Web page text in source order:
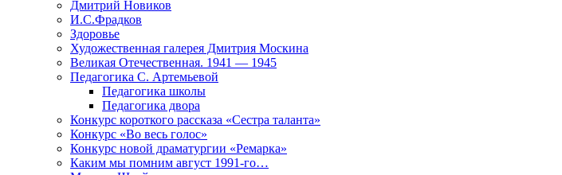
Дмитрий Новиков
И.С.Фрадков
Здоровье
Художественная галерея Дмитрия Москина
Великая Отечественная. 1941 — 1945
Педагогика С. Артемьевой
Педагогика школы
Педагогика двора
Конкурс короткого рассказа «Сестра таланта»
Конкурс «Во весь голос»
Конкурс новой драматургии «Ремарка»
Каким мы помним август 1991-го…